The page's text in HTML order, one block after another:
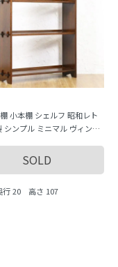
小本棚 シェルフ 昭和レト
シンプル ミニマル ヴィンテ
SOLD
20 高さ 107